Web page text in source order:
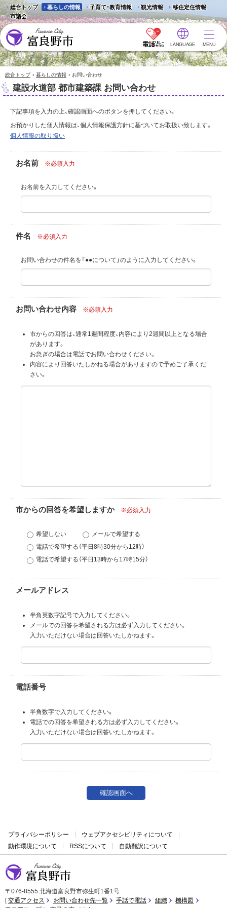
総合トップ 暮らしの情報 子育て・教育情報 観光情報
移住定住情報
市議会
富良野市 - Frano City
LANGUAGE MENU
総合トップ › 暮らしの情報 › お問い合わせ
建設水道部 都市建築課 お問い合わせ
下記事項を入力の上、確認画面へのボタンを押してください。
お預かりした個人情報は、個人情報保護方針に基づいてお取扱い致します。
個人情報の取り扱い
お名前 ※必須入力
お名前を入力してください。
件名 ※必須入力
お問い合わせの件名を「●●について」のように入力してください。
お問い合わせ内容 ※必須入力
市からの回答は、通常1週間程度、内容により2週間以上となる場合
があります。
お急ぎの場合は電話でお問い合わせください。
内容により回答いたしかねる場合がありますので予めご了承くだ
さい。
市からの回答を希望しますか ※必須入力
希望しない
メールで希望する
電話で希望する（平日8時30分から12時）
電話で希望する（平日13時から17時15分）
メールアドレス
半角英数字記号で入力してください。
メールでの回答を希望される方は必ず入力してください。
入力いただけない場合は回答いたしかねます。
電話番号
半角数字で入力してください。
電話での回答を希望される方は必ず入力してください。
入力いただけない場合は回答いたしかねます。
プライバシーポリシー
ウェブアクセシビリティについて
動作環境について
RSSについて 自動翻訳について
〒076-8555 北海道富良野市弥生町1番1号
交通アクセス
お問い合わせ先一覧 手話で電話 組織
機構図